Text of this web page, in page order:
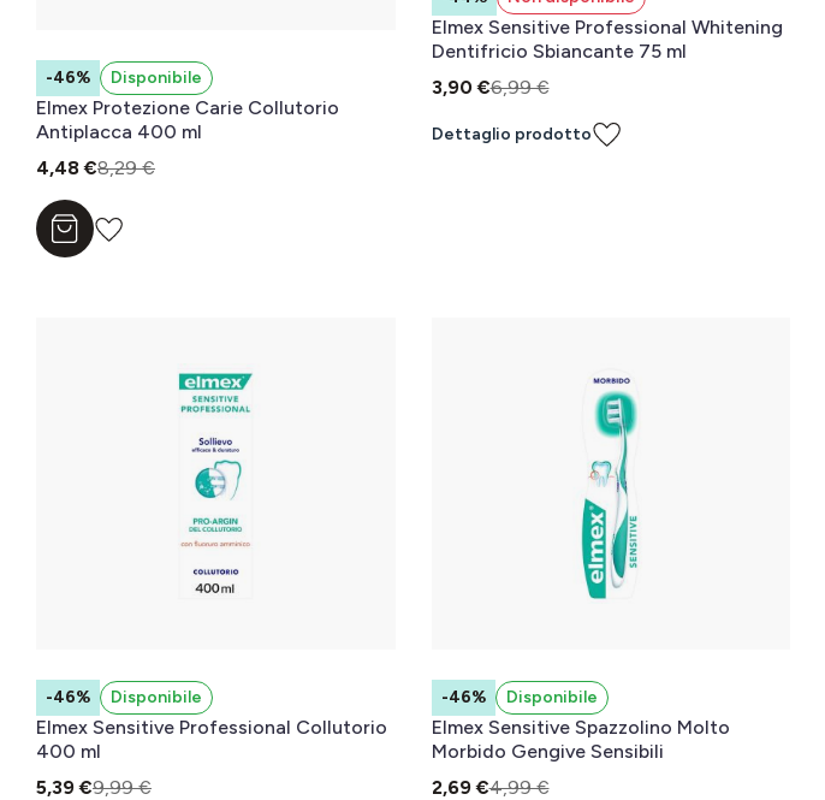
-46% Disponibile
Elmex Protezione Carie Collutorio
Antiplacca 400 ml
4,48 €8,29 €
Aggiungi al carrello
Elmex Sensitive Professional Whitening
Dentifricio Sbiancante 75 ml
3,90 €6,99 €
Dettaglio prodotto
-46% Disponibile
Elmex Sensitive Professional Collutorio
400 ml
5,39 €9,99 €
-46% Disponibile
Elmex Sensitive Spazzolino Molto
Morbido Gengive Sensibili
2,69 €4,99 €